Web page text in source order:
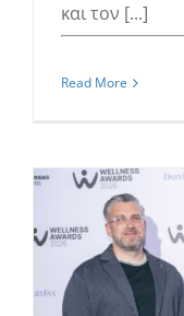
και τον [...]
Read More